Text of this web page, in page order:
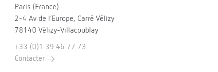
Paris (France)
2-4 Av de l’Europe, Carré Vélizy
78140 Vélizy-Villacoublay
+33 (0)1 39 46 77 73
Contacter